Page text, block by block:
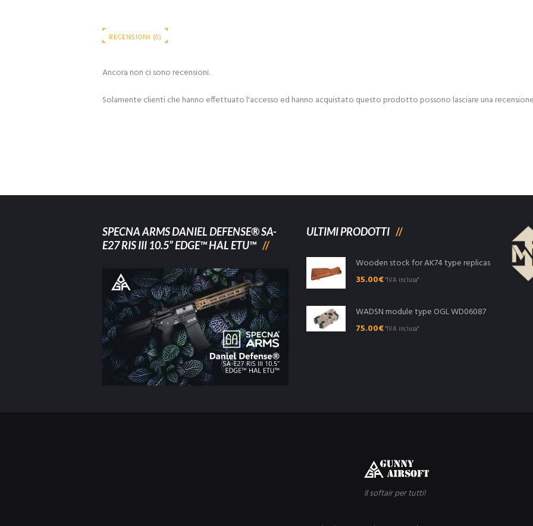
RECENSIONI (0)
Ancora non ci sono recensioni.
Solamente clienti che hanno effettuato l'accesso ed hanno acquistato questo prodotto possono lasciare una
SPECNA ARMS DANIEL DEFENSE® SA-
E27 RIS III 10.5” EDGE™ HAL ETU™
ULTIMI PRODOTTI
Wooden stock for AK74 type replicas
35.00€"IVA inclusa"
WADSN module type OGL WD06087
75.00€"IVA inclusa"
Il softair per tutti!